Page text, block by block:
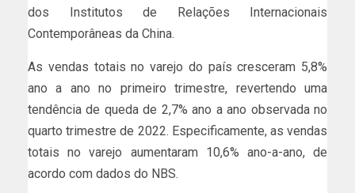
dos Institutos de Relações Internacionais
Contemporâneas da China.
As vendas totais no varejo do país cresceram 5,8%
ano a ano no primeiro trimestre, revertendo uma
tendência de queda de 2,7% ano a ano observada no
quarto trimestre de 2022. Especificamente, as vendas
totais no varejo aumentaram 10,6% ano-a-ano, de
acordo com dados do NBS.